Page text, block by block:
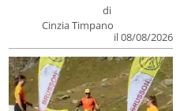
di
Cinzia Timpano
il 08/08/2026